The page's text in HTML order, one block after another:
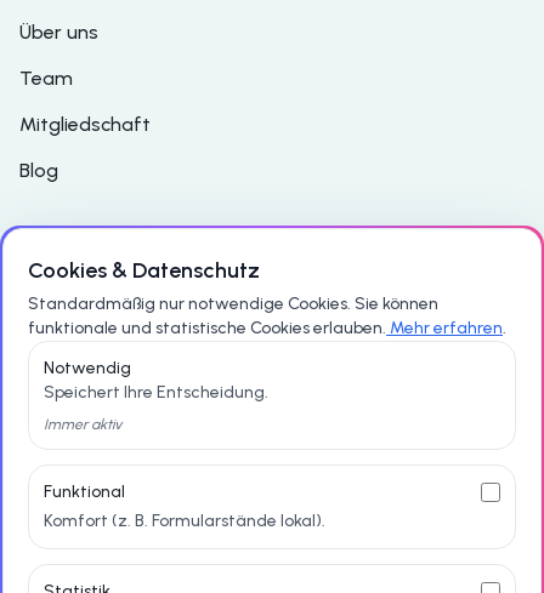
Über uns
Team
Mitgliedschaft
Blog
Support
Häufig gestellte Fragen
Kontakt
Datenschutzerklärung
Impressum
Cookies & Datenschutz
Standardmäßig nur notwendige Cookies. Sie können
funktionale und statistische Cookies erlauben. Mehr erfahren.
Notwendig
Speichert Ihre Entscheidung.
Immer aktiv
Funktional
Komfort (z. B. Formularstände lokal).